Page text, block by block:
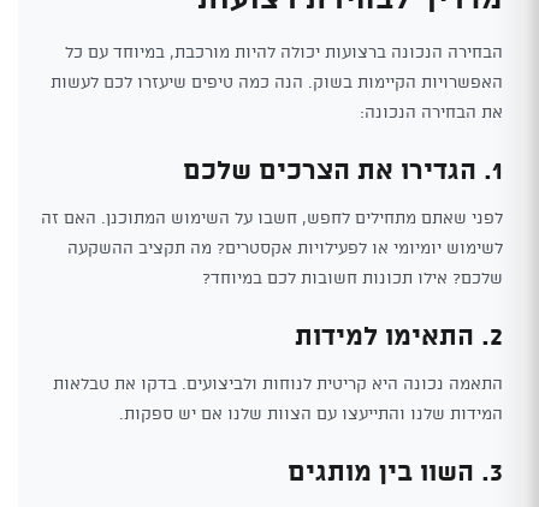
הבחירה הנכונה ברצועות יכולה להיות מורכבת, במיוחד עם כל
האפשרויות הקיימות בשוק. הנה כמה טיפים שיעזרו לכם לעשות
את הבחירה הנכונה:
1. הגדירו את הצרכים שלכם
לפני שאתם מתחילים לחפש, חשבו על השימוש המתוכנן. האם זה
לשימוש יומיומי או לפעילויות אקסטרים? מה תקציב ההשקעה
שלכם? אילו תכונות חשובות לכם במיוחד?
2. התאימו למידות
התאמה נכונה היא קריטית לנוחות ולביצועים. בדקו את טבלאות
המידות שלנו והתייעצו עם הצוות שלנו אם יש ספקות.
3. השוו בין מותגים